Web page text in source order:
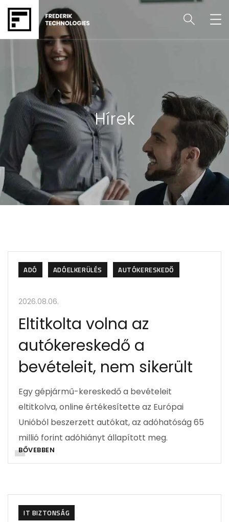
Hírek
ADÓ ADÓELKERÜLÉS AUTÓKERESKEDŐ
2026.08.06.
Eltitkolta volna az
autókereskedő a
bevételeit, nem sikerült
Egy gépjármű-kereskedő a bevételeit
eltitkolva, online értékesítette az Európai
Unióból beszerzett autókat, az adóhatóság 65
millió forint adóhiányt állapított meg.
BŐVEBBEN
IT BIZTONSÁG